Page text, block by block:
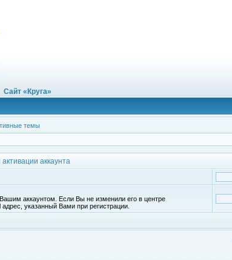
Сайт «Круга»
темы
аккаунта
аккаунтом. Если Вы не изменили его в центре
адрес, указанный Вами при регистрации.